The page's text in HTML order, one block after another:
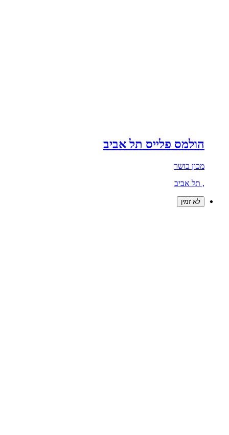
הולמס פלייס תל אביב
מכון כושר
, תל אביב
לא זמין